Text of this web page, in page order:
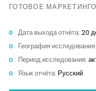
Аналитика
Контакты
ГОТОВОЕ
Дата выхода отчёта: 20
География исследования:
Период исследования:
Язык отчёта: Русский